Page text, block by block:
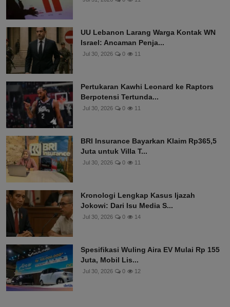
UU Lebanon Larang Warga Kontak WN
Israel: Ancaman Penja...
Jul 30, 2026 0 11
Pertukaran Kawhi Leonard ke Raptors
Berpotensi Tertunda...
Jul 30, 2026 0 11
BRI Insurance Bayarkan Klaim Rp365,5
Juta untuk Villa T...
Jul 30, 2026 0 11
Kronologi Lengkap Kasus Ijazah
Jokowi: Dari Isu Media S...
Jul 30, 2026 0 14
Spesifikasi Wuling Aira EV Mulai Rp 155
Juta, Mobil Lis...
Jul 30, 2026 0 12